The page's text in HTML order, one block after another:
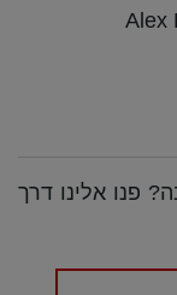
פנו אלינו דרך